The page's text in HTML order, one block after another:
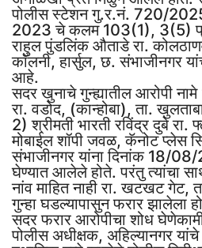
पोलीस स्टेशन गु.र.नं. 720/2025
2023 चे कलम 103(1), 3(5)
राहुल पुंडलिंक औताडे रा.
कॉलनी, हार्सुल, छ. संभाजीनगर
आहे.
सदर खुनाचे गुन्ह्यातील आरोपी नामे
रा. वडोद, (कान्होबा), ता.
2) श्रीमती भारती रविंद्र दुबे
मोबाईल शॉपी जवळ, कॅनोट प्लेस
संभाजीनगर यांना दिनांक 18/08/
घेण्यात आलेले होते. परंतु त्यांचा
नांव माहित नाही रा. खटखट गेट,
गुन्हा घडल्यापासुन फरार झालेला
सदर फरार आरोपीचा शोध
पोलीस अधीक्षक, अहिल्यानगर यांचे